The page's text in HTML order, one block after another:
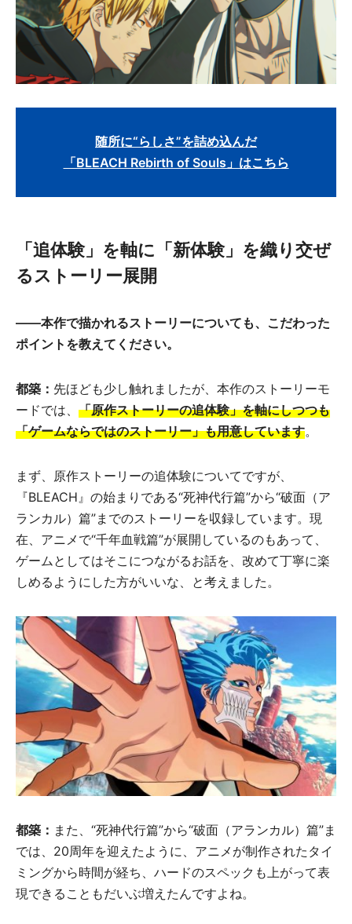
随所に“らしさ”を詰め込んだ
「BLEACH Rebirth of Souls」はこちら
「追体験」を軸に「新体験」を織り交ぜ
るストーリー展開
――本作で描かれるストーリーについても、こだわった
ポイントを教えてください。
都築： 先ほども少し触れましたが、本作のストーリーモ
ードでは、 「原作ストーリーの追体験」を軸にしつつも
「ゲームならではのストーリー」も用意しています。
まず、原作ストーリーの追体験についてですが、
『BLEACH』の始まりである“死神代行篇”から“破面（ア
ランカル）篇”までのストーリーを収録しています。現
在、アニメで“千年血戦篇”が展開しているのもあって、
ゲームとしてはそこにつながるお話を、改めて丁寧に楽
しめるようにした方がいいな、と考えました。
都築： また、“死神代行篇”から“破面（アランカル）篇”ま
では、20周年を迎えたように、アニメが制作されたタイ
ミングから時間が経ち、ハードのスペックも上がって表
現できることもだいぶ増えたんですよね。